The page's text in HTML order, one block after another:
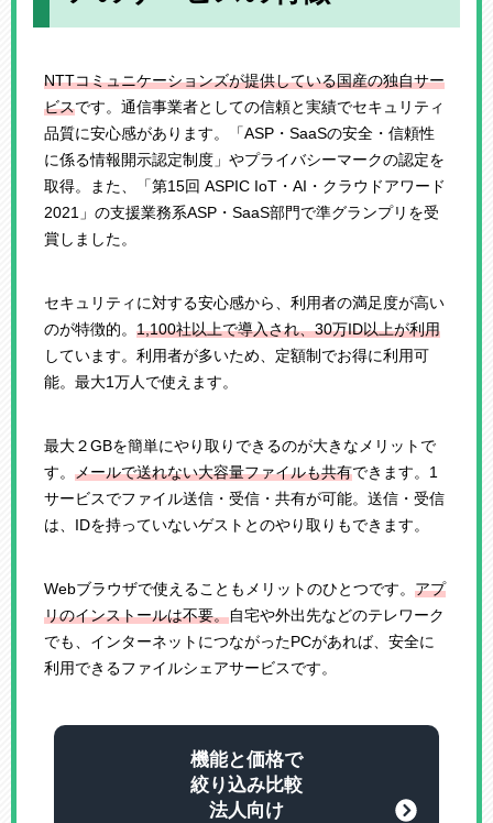
NTTコミュニケーションズが提供している国産の独自サー
ビスです。通信事業者としての信頼と実績でセキュリティ
品質に安心感があります。「ASP・SaaSの安全・信頼性
に係る情報開示認定制度」やプライバシーマークの認定を
取得。また、「第15回 ASPIC IoT・AI・クラウドアワード
2021」の支援業務系ASP・SaaS部門で準グランプリを受
賞しました。
セキュリティに対する安心感から、利用者の満足度が高い
のが特徴的。 1,100社以上で導入され、30万ID以上が利用
しています。利用者が多いため、定額制でお得に利用可
能。最大1万人で使えます。
最大２GBを簡単にやり取りできるのが大きなメリットで
す。 メールで送れない大容量ファイルも共有できます。1
サービスでファイル送信・受信・共有が可能。送信・受信
は、IDを持っていないゲストとのやり取りもできます。
Webブラウザで使えることもメリットのひとつです。 アプ
リのインストールは不要。自宅や外出先などのテレワーク
でも、インターネットにつながったPCがあれば、安全に
利用できるファイルシェアサービスです。
機能と価格で
絞り込み比較
法人向け